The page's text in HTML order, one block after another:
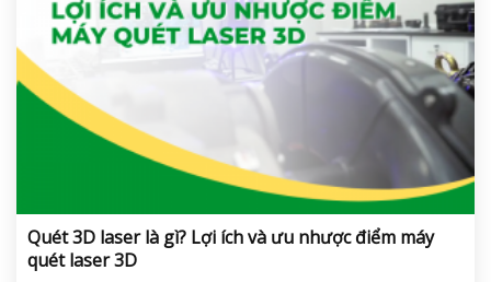
Quét 3D laser là gì? Lợi ích và ưu nhược điểm máy
quét laser 3D